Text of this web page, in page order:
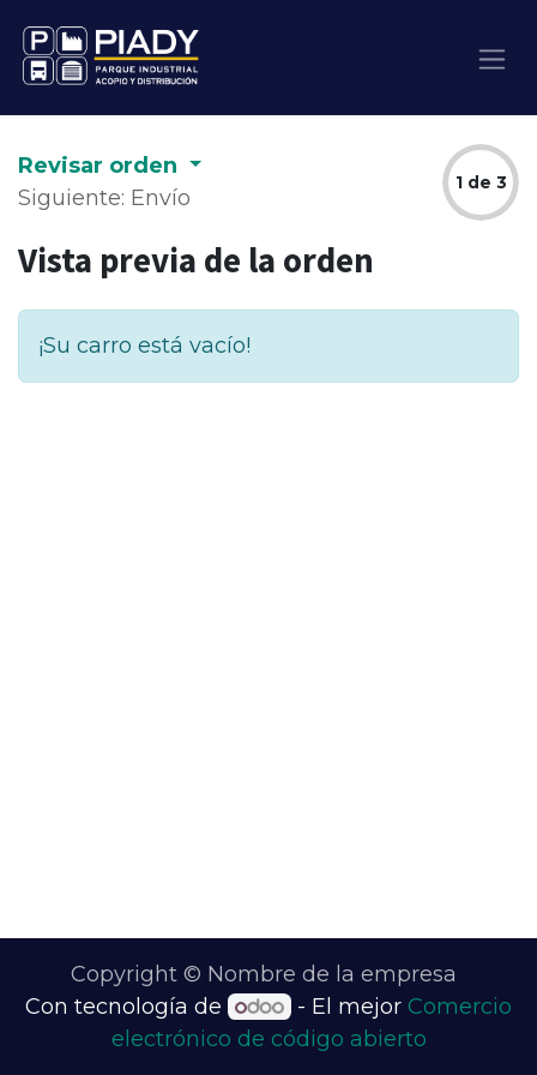
Revisar orden
Siguiente: Envío
1 de 3
Vista previa de la orden
¡Su carro está vacío!
Copyright © Nombre de la empresa
Con tecnología de
- El mejor Comercio
electrónico de código abierto